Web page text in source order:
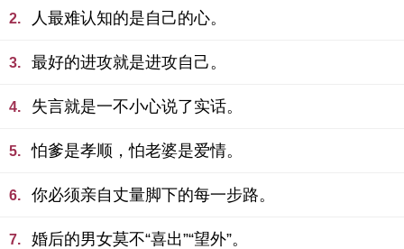
2. 人最难认知的是自己的心。
3. 最好的进攻就是进攻自己。
4. 失言就是一不小心说了实话。
5. 怕爹是孝顺，怕老婆是爱情。
6. 你必须亲自丈量脚下的每一步路。
7. 婚后的男女莫不“喜出”“望外”。